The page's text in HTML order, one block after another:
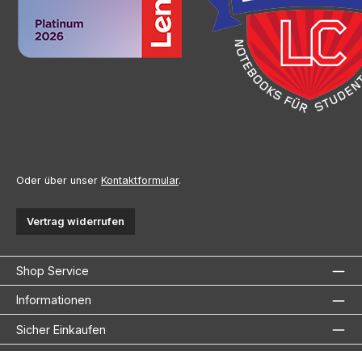
Oder über unser Kontaktformular.
Vertrag widerrufen
Shop Service
Informationen
Sicher Einkaufen